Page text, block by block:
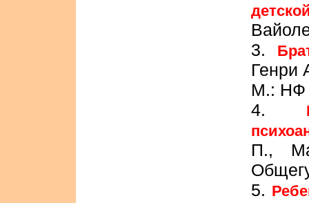
3.
Генри
М.: НФ
4.
П.,
5.